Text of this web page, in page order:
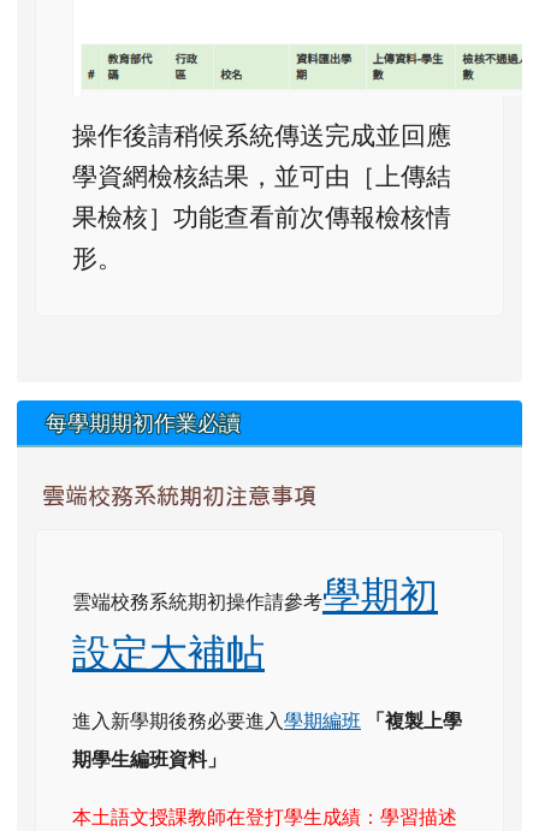
操作後請稍候系統傳送完成並回應
學資網檢核結果，並可由［上傳結
果檢核］功能查看前次傳報檢核情
形。
每學期期初作業必讀
雲端校務系統期初注意事項
雲端校務系統期初操作請參考學期初
設定大補帖
進入新學期後務必要進入學期編班 「複製上學
期學生編班資料」
本土語文授課教師在登打學生成績：學習描述